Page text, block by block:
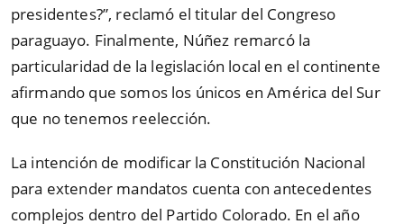
presidentes?”, reclamó el titular del Congreso
paraguayo. Finalmente, Núñez remarcó la
particularidad de la legislación local en el continente
afirmando que somos los únicos en América del Sur
que no tenemos reelección.
La intención de modificar la Constitución Nacional
para extender mandatos cuenta con antecedentes
complejos dentro del Partido Colorado. En el año